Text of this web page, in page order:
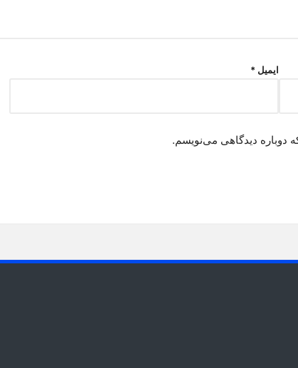
ایمیل *
دوباره دیدگاهی می‌نویسم.